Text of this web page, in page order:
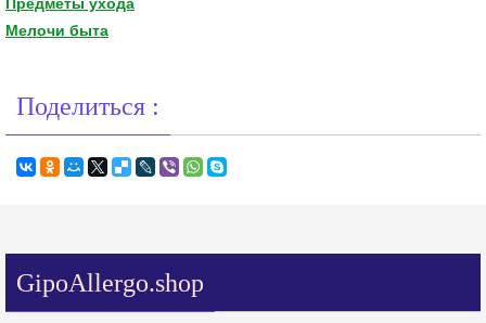
Мелочи быта
Поделиться :
GipoAllergo.shop